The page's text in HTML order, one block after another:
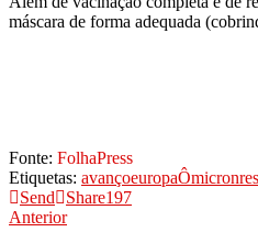
máscara de forma adequada
Fonte: FolhaPress
Etiquetas: avançoeuropaÔmicron
Send
Share197
Anterior